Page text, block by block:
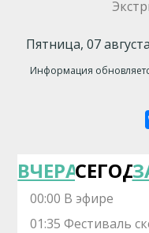
Пятница, 07
Информация
ВЧЕРА
00:00 В эфире
01:35 Фестиваль